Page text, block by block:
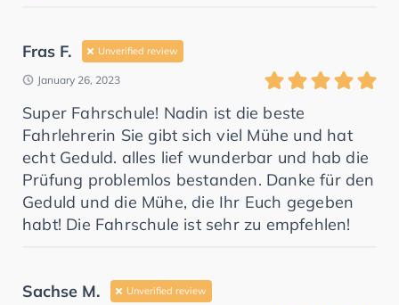
Fras F. Unverified review
January 26, 2023
Super Fahrschule! Nadin ist die beste
Fahrlehrerin Sie gibt sich viel Mühe und hat
echt Geduld. alles lief wunderbar und hab die
Prüfung problemlos bestanden. Danke für den
Geduld und die Mühe, die Ihr Euch gegeben
habt! Die Fahrschule ist sehr zu empfehlen!
Sachse M. Unverified review